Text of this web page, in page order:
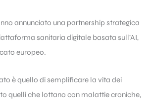
annunciato una partnership strategica
sanitaria digitale basata sull’AI,
europeo.
è quello di semplificare la vita dei
quelli che lottano con malattie croniche,